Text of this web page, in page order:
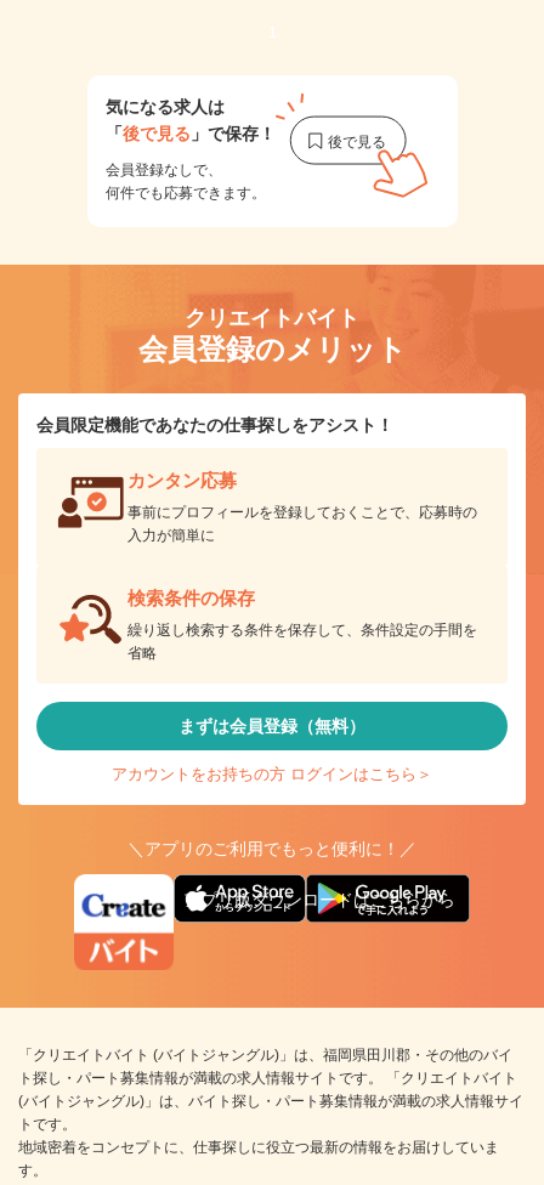
1
気になる求人は
「後で見る 」で保存！
会員登録なしで、
何件でも応募できます。
クリエイトバイト
会員登録のメリット
会員限定機能であなたの仕事探しをアシスト！
カンタン応募
事前にプロフィールを登録しておくことで、応募時の
入力が簡単に
検索条件の保存
繰り返し検索する条件を保存して、条件設定の手間を
省略
まずは会員登録（無料）
アカウントをお持ちの方 ログインはこちら＞
＼アプリのご利用でもっと便利に！／
アプリ版ダウンロードはこちらから
「クリエイトバイト (バイトジャングル)」は、福岡県田川郡・その他のバイ
ト探し・パート募集情報が満載の求人情報サイトです。 「クリエイトバイト
(バイトジャングル)」は、バイト探し・パート募集情報が満載の求人情報サイ
トです。
地域密着をコンセプトに、仕事探しに役立つ最新の情報をお届けしていま
す。